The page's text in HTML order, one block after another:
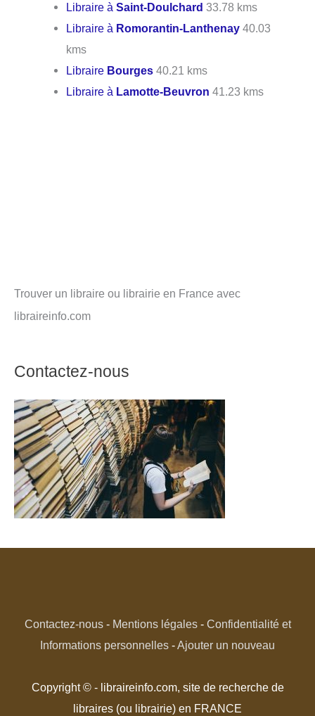
Libraire àSaint-Doulchard 33.78 kms
Libraire à Romorantin-Lanthenay 40.03
kms
Libraire Bourges 40.21 kms
Libraire à Lamotte-Beuvron 41.23 kms
Trouver un libraire ou librairie en France avec
libraireinfo.com
Contactez-nous
Contactez-nous- Mentions légales- Confidentialité et
Informations personnelles -Ajouter un nouveau
Copyright © - libraireinfo.com, site de recherche de
libraires (ou librairie) en FRANCE